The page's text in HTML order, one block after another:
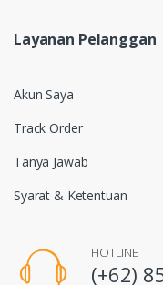
Layanan Pelanggan
Akun Saya
Track Order
Tanya Jawab
Syarat & Ketentuan
HOTLINE
(+62)